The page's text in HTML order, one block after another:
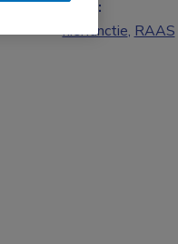
Tags:
nierfunctie, RAAS